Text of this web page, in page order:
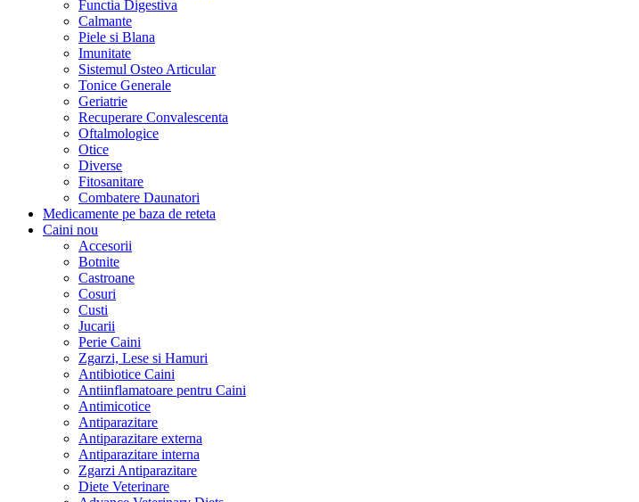
Functia Digestiva
Calmante
Piele si Blana
Imunitate
Sistemul Osteo Articular
Tonice Generale
Geriatrie
Recuperare Convalescenta
Oftalmologice
Otice
Diverse
Fitosanitare
Combatere Daunatori
Medicamente pe baza de reteta
Caini nou
Accesorii
Botnite
Castroane
Cosuri
Custi
Jucarii
Perie Caini
Zgarzi, Lese si Hamuri
Antibiotice Caini
Antiinflamatoare pentru Caini
Antimicotice
Antiparazitare
Antiparazitare externa
Antiparazitare interna
Zgarzi Antiparazitare
Diete Veterinare